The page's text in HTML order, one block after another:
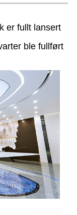
er fullt lansert
ble fullført